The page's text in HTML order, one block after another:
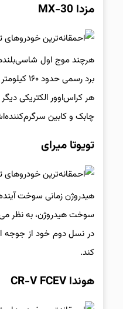
مزدا MX-30
چابک و کابین
تویوتا میرای
هیدروژن زمانی سوخت
سوخت هیدروژن، به نظر
در نسل دوم خود از جوجه
کند.
هوندا CR-V FCEV